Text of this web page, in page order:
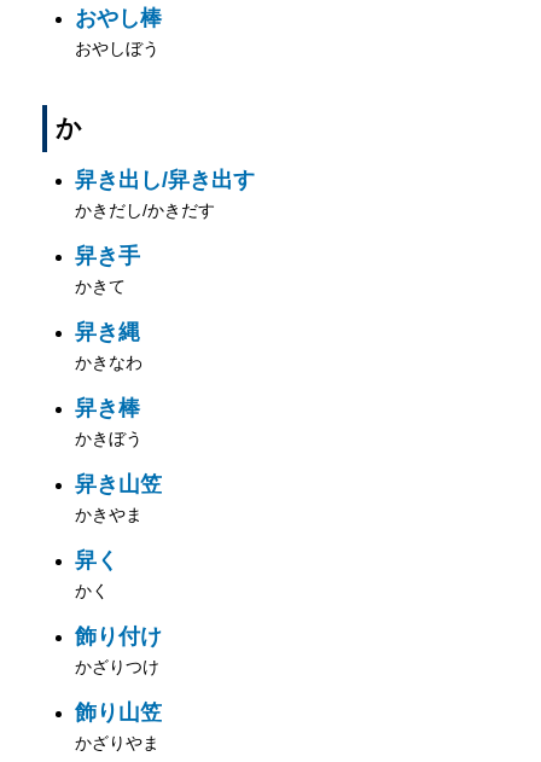
おやし棒
おやしぼう
か
舁き出し/舁き出す
かきだし/かきだす
舁き手
かきて
舁き縄
かきなわ
舁き棒
かきぼう
舁き山笠
かきやま
舁く
かく
飾り付け
かざりつけ
飾り山笠
かざりやま